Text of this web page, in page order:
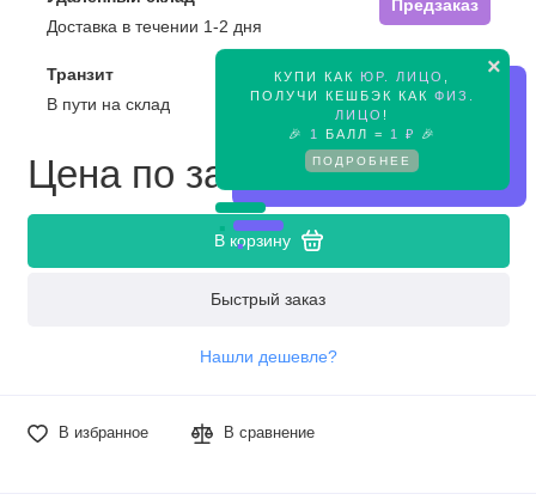
×
КУПИ КАК ЮР. ЛИЦО
ПОЛУЧИ КЕШБЭК КАК ФИЗ.
ЛИЦО !
🎉
1 БАЛЛ = 1 ₽ 🎉
ПОДРОБНЕЕ
Предзаказ
Доставка в течении 1-2 дня
Транзит
Предзаказ
В пути на склад
Цена по запросу
В корзину
Быстрый заказ
Нашли дешевле?
В избранное В сравнение